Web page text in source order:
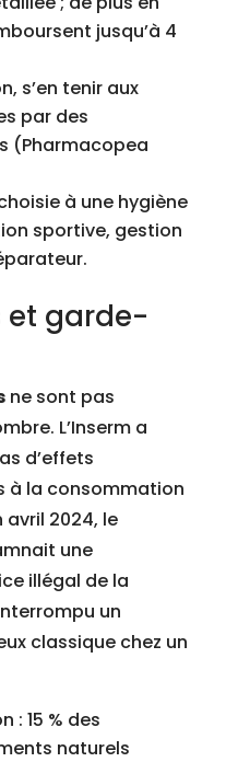
jusqu’à 4
s’en tenir aux
par des
(Pharmacopea
à une hygiène
sportive, gestion
et garde-
ne sont pas
L’Inserm a
d’effets
à la consommation
avril 2024, le
une
illégal de la
un
classique chez un
: 15 % des
naturels